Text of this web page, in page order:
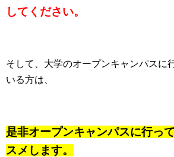
してください。
そして、大学のオープンキャンパスに
いる方は、
是非オープンキャンパスに行っ
スメします。